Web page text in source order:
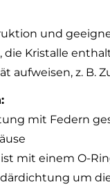
und
die Kristalle
aufweisen, z. B.
mit Federn
ist mit einem O-
um